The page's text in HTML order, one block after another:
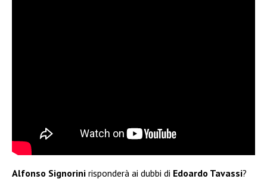
Alfonso Signorini risponderà ai dubbi di Edoardo Tavassi?